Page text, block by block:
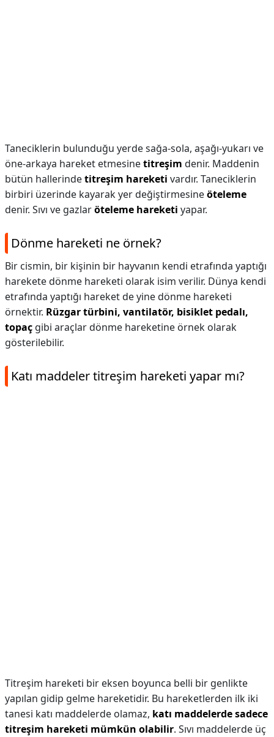
Taneciklerin bulunduğu yerde sağa-sola, aşağı-yukarı ve
öne-arkaya hareket etmesinetitreşim denir. Maddenin
bütün hallerindetitreşim hareketi vardır. Taneciklerin
birbiri üzerinde kayarak yer değiştirmesineöteleme
denir. Sıvı ve gazlaröteleme hareketi yapar.
Dönme hareketi ne örnek?
Bir cismin, bir kişinin bir hayvanın kendi etrafında yaptığı
harekete dönme hareketi olarak isim verilir. Dünya kendi
etrafında yaptığı hareket de yine dönme hareketi
örnektir. Rüzgar türbini, vantilatör, bisiklet pedalı,
topaç gibi araçlar dönme hareketine örnek olarak
gösterilebilir.
Katı maddeler titreşim hareketi yapar mı?
Titreşim hareketi bir eksen boyunca belli bir genlikte
yapılan gidip gelme hareketidir. Bu hareketlerden ilk iki
tanesi katı maddelerde olamaz, katı maddelerde sadece
titreşim hareketi mümkün olabilir. Sıvı maddelerde üç